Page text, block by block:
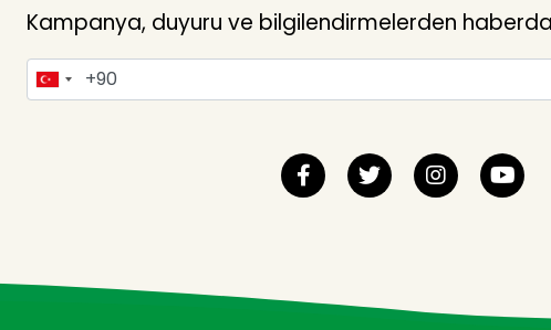
Kampanya, duyuru ve bilgilendirmelerden